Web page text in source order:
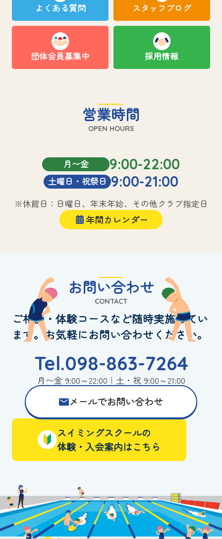
よくある質問 スタッフブログ
団体会員募集中 採用情報
営業時間
OPEN HOURS
月〜金 9:00-22:00
土曜日・祝祭日 9:00-21:00
※休館日：日曜日、年末年始、その他クラブ指定日
年間カレンダー
お問い合わせ
CONTACT
ご相談・体験コースなど随時実施してい
ます。お気軽にお問い合わせください。
Tel.098-863-7264
月〜金 9:00～22:00｜土・祝 9:00～21:00
メールでお問い合わせ
スイミングスクールの
体験・入会案内はこちら